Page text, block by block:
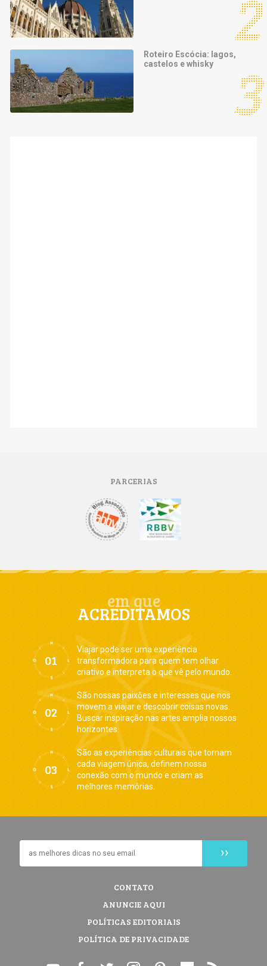
Roteiro Escócia: lagos,
castelos e whisky
PARCERIAS
em que
ACREDITAMOS
Viajar pode ser uma experiência
transformadora para quem tem olhar
criativo e interpreta o que vê pelo mundo.
São nossas paixões e interesses que nos
movem a viajar e descobrir coisas novas.
Buscar inspiração nas artes amplia nossos
horizontes.
São as experiências culturais que tornam
cada viagem única, definem nossa
conexão com o mundo e criam as
melhores memórias.
CONTATO
ANUNCIE AQUI
POLÍTICAS EDITORIAIS
POLÍTICA DE PRIVACIDADE